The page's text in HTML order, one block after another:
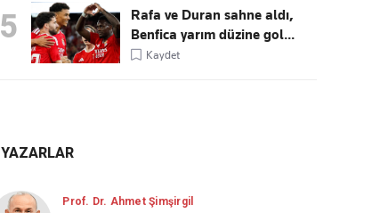
5
Rafa ve Duran sahne aldı,
Benfica yarım düzine gol...
Kaydet
YAZARLAR
Prof. Dr. Ahmet Şimşirgil